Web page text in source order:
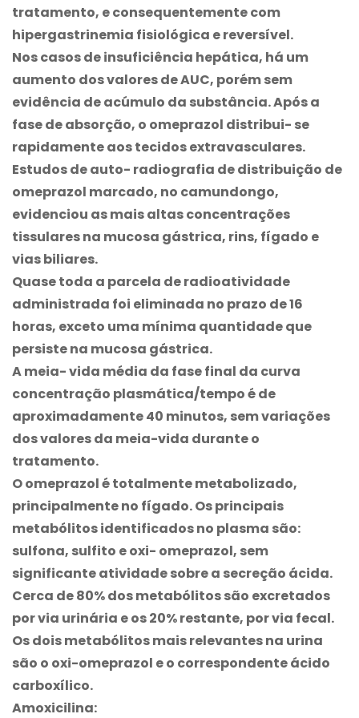
tratamento, e consequentemente com
hipergastrinemia fisiológica e reversível.
Nos casos de insuficiência hepática, há um
aumento dos valores de AUC, porém sem
evidência de acúmulo da substância. Após a
fase de absorção, o omeprazol distribui- se
rapidamente aos tecidos extravasculares.
Estudos de auto- radiografia de distribuição de
omeprazol marcado, no camundongo,
evidenciou as mais altas concentrações
tissulares na mucosa gástrica, rins, fígado e
vias biliares.
Quase toda a parcela de radioatividade
administrada foi eliminada no prazo de 16
horas, exceto uma mínima quantidade que
persiste na mucosa gástrica.
A meia- vida média da fase final da curva
concentração plasmática/tempo é de
aproximadamente 40 minutos, sem variações
dos valores da meia-vida durante o
tratamento.
O omeprazol é totalmente metabolizado,
principalmente no fígado. Os principais
metabólitos identificados no plasma são:
sulfona, sulfito e oxi- omeprazol, sem
significante atividade sobre a secreção ácida.
Cerca de 80% dos metabólitos são excretados
por via urinária e os 20% restante, por via fecal.
Os dois metabólitos mais relevantes na urina
são o oxi-omeprazol e o correspondente ácido
carboxílico.
Amoxicilina: